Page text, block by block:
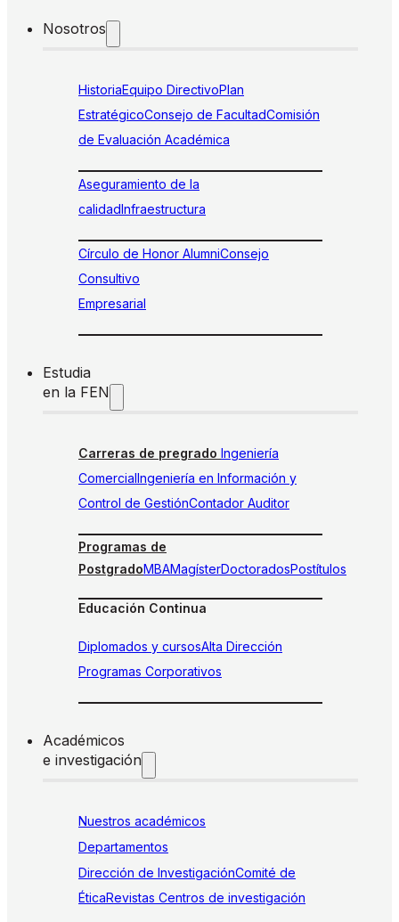
Nosotros
HistoriaEquipo DirectivoPlan
EstratégicoConsejo de FacultadComisión
de Evaluación Académica
Aseguramiento de la
calidadInfraestructura
Círculo de Honor AlumniConsejo
Consultivo
Empresarial
Estudia
en la FEN
Carreras de pregrado Ingeniería
ComercialIngeniería en Información y
Control de GestiónContador Auditor
Programas de
PostgradoMBAMagísterDoctoradosPostítulos
Educación Continua
Diplomados y cursosAlta Dirección
Programas Corporativos
Académicos
e investigación
Nuestros académicos
Departamentos
Dirección de InvestigaciónComité de
ÉticaRevistas Centros de investigación